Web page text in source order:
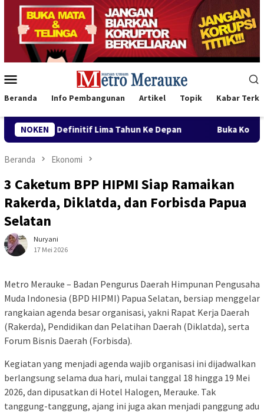
Loncat
konten
Mobile
Beranda Info Pembangunan Artikel Topik Kabar
NOKEN
Ke Depan Buka Konferwil I PWNU Papua
Beranda Ekonomi
3 Caketum BPP HIPMI Siap Ramaikan
Rakerda, Diklatda, dan Forbisda Papua
Selatan
Nuryani
17 Mei 2026
Metro Merauke – Badan Pengurus Daerah Himpunan Pengusaha
Muda Indonesia (BPD HIPMI) Papua Selatan, bersiap menggelar
rangkaian agenda besar organisasi, yakni Rapat Kerja Daerah
(Rakerda), Pendidikan dan Pelatihan Daerah (Diklatda), serta
Forum Bisnis Daerah (Forbisda).
​Kegiatan yang menjadi agenda wajib organisasi ini dijadwalkan
berlangsung selama dua hari, mulai tanggal 18 hingga 19 Mei
2026, dan dipusatkan di Hotel Halogen, Merauke. Tak
tanggung-tanggung, ajang ini juga akan menjadi panggung adu